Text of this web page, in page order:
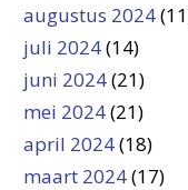
augustus 2024
juli 2024(14)
juni 2024(21)
mei 2024(21)
april 2024(18)
maart 2024(17)